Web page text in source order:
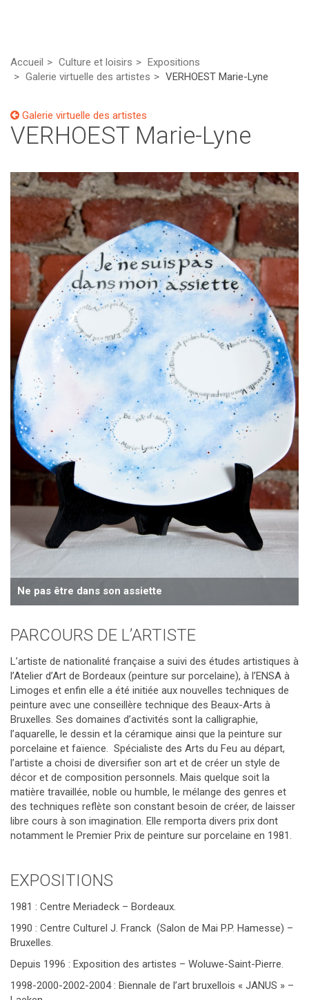
Accueil Culture et loisirs
Expositions
Galerie virtuelle des artistes
VERHOEST Marie-Lyne
Galerie virtuelle des artistes
VERHOEST Marie-Lyne
Ne pas être dans son assiette
PARCOURS DE L’ARTISTE
L’artiste de nationalité française a suivi des études artistiques à
l’Atelier d’Art de Bordeaux (peinture sur porcelaine), à l’ENSA à
Limoges et enfin elle a été initiée aux nouvelles techniques de
peinture avec une conseillère technique des Beaux-Arts à
Bruxelles. Ses domaines d’activités sont la calligraphie,
l’aquarelle, le dessin et la céramique ainsi que la peinture sur
porcelaine et faïence. Spécialiste des Arts du Feu au départ,
l’artiste a choisi de diversifier son art et de créer un style de
décor et de composition personnels. Mais quelque soit la
matière travaillée, noble ou humble, le mélange des genres et
des techniques reflète son constant besoin de créer, de laisser
libre cours à son imagination. Elle remporta divers prix dont
notamment le Premier Prix de peinture sur porcelaine en 1981.
EXPOSITIONS
1981 : Centre Meriadeck – Bordeaux.
1990 : Centre Culturel J. Franck (Salon de Mai P.P. Hamesse) –
Bruxelles.
Depuis 1996 : Exposition des artistes – Woluwe-Saint-Pierre.
1998-2000-2002-2004 : Biennale de l’art bruxellois « JANUS » –